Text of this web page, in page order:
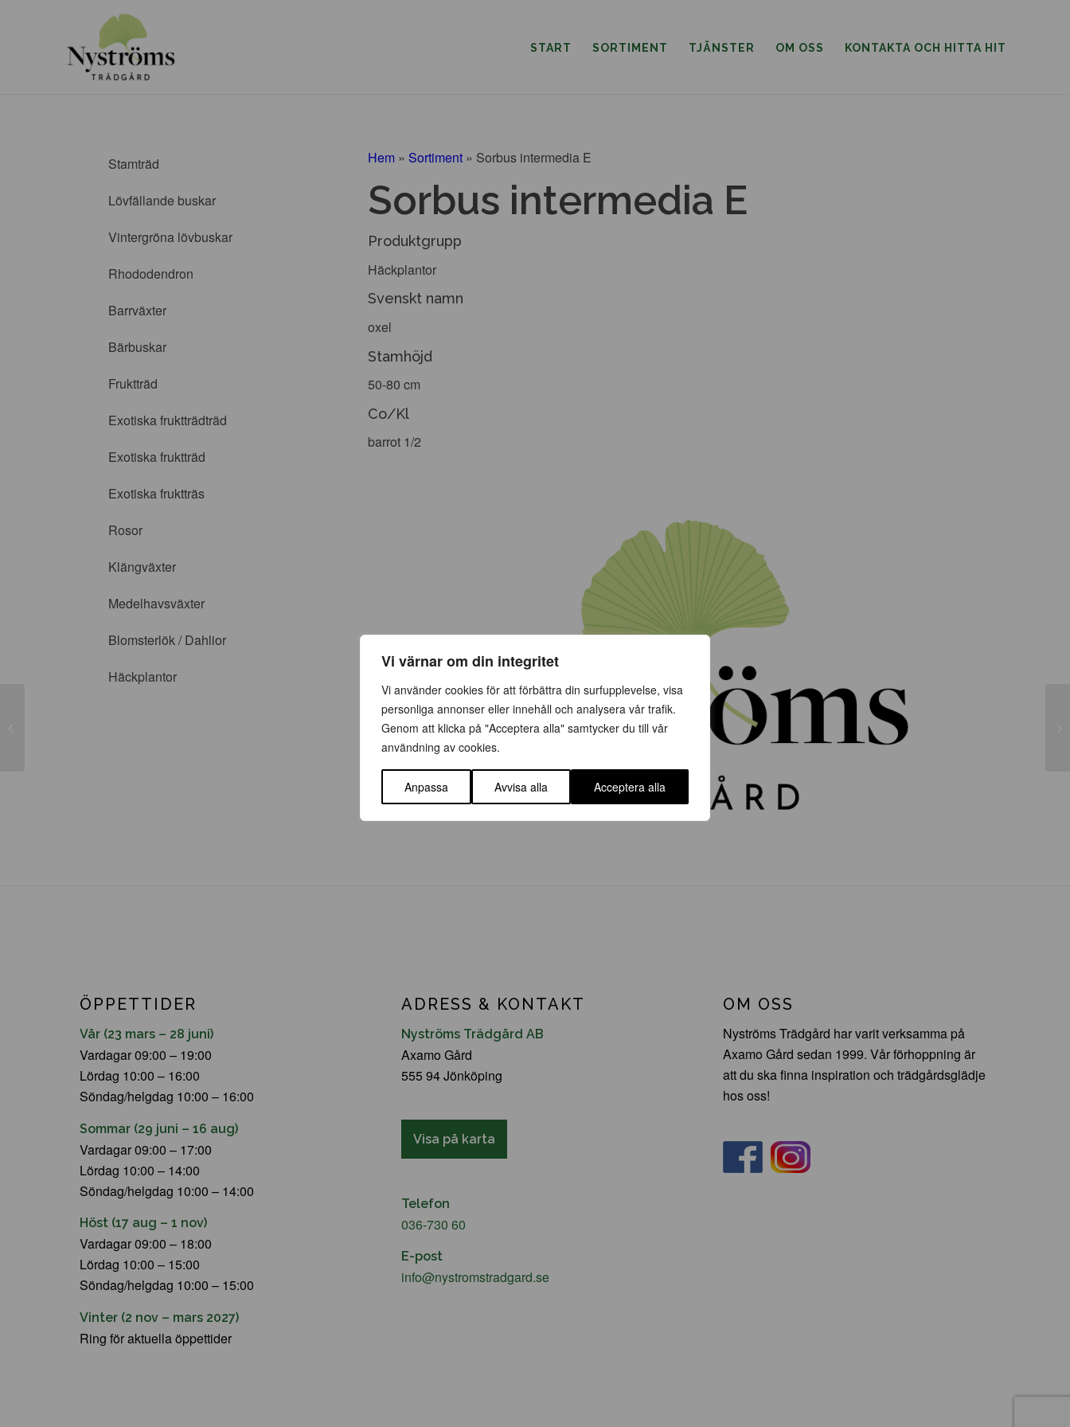
Vi värnar om din integritet
Vi använder cookies för att förbättra din surfupplevelse, visa
personliga annonser eller innehåll och analysera vår trafik.
Genom att klicka på "Acceptera alla" samtycker du till vår
användning av cookies.
Anpassa Avvisa alla Acceptera alla
START SORTIMENT TJÄNSTER OM OSS KONTAKTA OCH HITTA HIT
Stamträd
Lövfällande buskar
Vintergröna lövbuskar
Rhododendron
Barrväxter
Bärbuskar
Fruktträd
Exotiska fruktträdträd
Exotiska fruktträd
Exotiska fruktträs
Rosor
Klängväxter
Medelhavsväxter
Blomsterlök / Dahlior
Häckplantor
Hem » Sortiment » Sorbus intermedia E
Sorbus intermedia E
Produktgrupp
Häckplantor
Svenskt namn
oxel
Stamhöjd
50-80 cm
Co/Kl
barrot 1/2
ÖPPETTIDER
Vår (23 mars – 28 juni)
Vardagar 09:00 – 19:00
Lördag 10:00 – 16:00
Söndag/helgdag 10:00 – 16:00
Sommar (29 juni – 16 aug)
Vardagar 09:00 – 17:00
Lördag 10:00 – 14:00
Söndag/helgdag 10:00 – 14:00
Höst (17 aug – 1 nov)
Vardagar 09:00 – 18:00
Lördag 10:00 – 15:00
Söndag/helgdag 10:00 – 15:00
Vinter (2 nov – mars 2027)
Ring för aktuella öppettider
ADRESS & KONTAKT
Nyströms Trädgård AB
Axamo Gård
555 94 Jönköping
Visa på karta
Telefon
036-730 60
E-post
info@nystromstradgard.se
OM OSS
Nyströms Trädgård har varit verksamma på
Axamo Gård sedan 1999. Vår förhoppning är
att du ska finna inspiration och trädgårdsglädje
hos oss!